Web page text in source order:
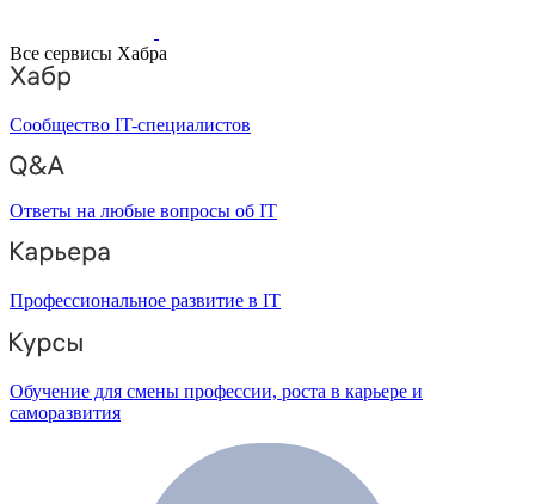
Все сервисы Хабра
Сообщество IT-специалистов
Ответы на любые вопросы об IT
Профессиональное развитие в IT
Обучение для смены профессии, роста в карьере и
саморазвития